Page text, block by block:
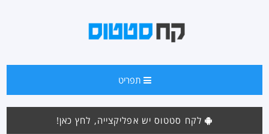
תפריט
לקח סטטוס יש אפליקצייה, לחץ כאן!